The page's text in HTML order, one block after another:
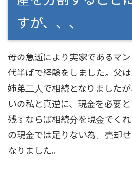
すが、、、
母の急逝により実家であるマ
代半ばで経験をしました。父
姉弟二人で相続となりました
いの私と真逆に、現金を必要
残すならば相続分を現金でく
の現金では足りない為、売却
なりました。